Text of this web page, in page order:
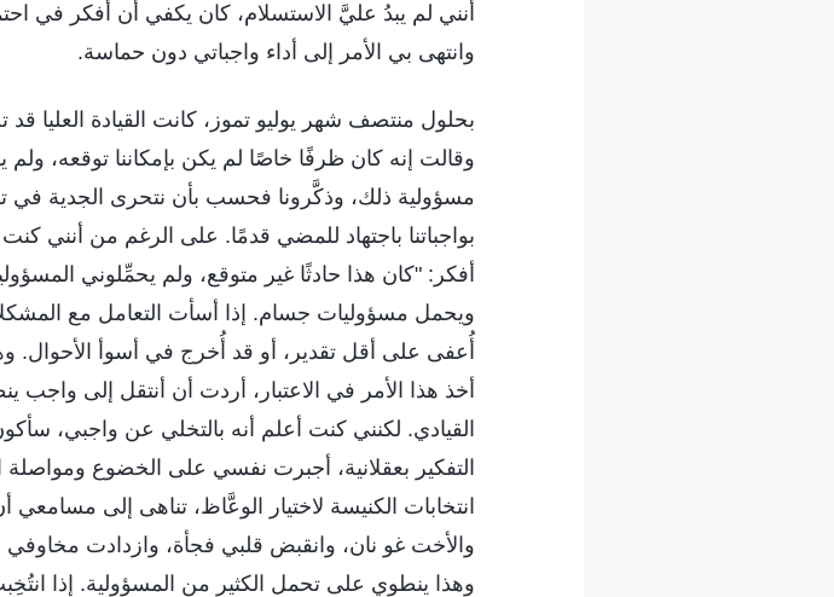
أنني لم يبدُ عليَّ الاستسلام، كان يكفي أن أفكر في
وانتهى بي الأمر إلى أداء واجباتي دون حماسة.
بحلول منتصف شهر يوليو تموز، كانت القيادة العليا
وقالت إنه كان ظرفًا خاصًا لم يكن بإمكاننا توقعه،
مسؤولية ذلك، وذكَّرونا فحسب بأن نتحرى الجدية في
بواجباتنا باجتهاد للمضي قدمًا. على الرغم من أنني
أفكر: "كان هذا حادثًا غير متوقع، ولم يحمِّلوني
ويحمل مسؤوليات جسام. إذا أسأت التعامل مع
أُعفى على أقل تقدير، أو قد أُخرج في أسوأ
أخذ هذا الأمر في الاعتبار، أردت أن أنتقل إلى
القيادي. لكنني كنت أعلم أنه بالتخلي عن واجبي،
التفكير بعقلانية، أجبرت نفسي على الخضوع
انتخابات الكنيسة لاختيار الوعَّاظ، تناهى إلى
والأخت غو نان، وانقبض قلبي فجأة، وازدادت
وهذا ينطوي على تحمل الكثير من المسؤولية. إذا